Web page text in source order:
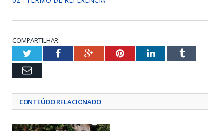
COMPARTILHAR:
TwitterFacebookGoogle+PinterestLinkedInTumblr
Email
CONTEÚDO RELACIONADO